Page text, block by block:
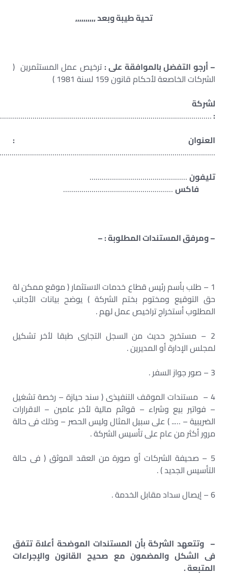
تحية طيبة وبعد ,,,,,,,,,,
– أرجو التفضل بالموافقة على :ترخيص عمل المستثمرين (
الشركات الخاصعة لأحكام قانون 159 لسنة 1981 )
لشركة
:
العنوان :
تليفون…………………………………………
فاكس………………………………………………
– ومرفق المستندات المطلوبة : –
1 – طلب بأسم رئيس قطاع خدمات الاستثمار ( موقع ممكن لة
حق التوقيع ومختوم بختم الشركة ) يوضح بيانات الأجانب
المطلوب أستخراج تراخيص عمل لهم .
2 – مستخرج حديث من السجل التجارى طبقا لأخر تشكيل
لمجلس الإدارة أو المديرين .
3 – صور جواز السفر .
4 – مستندات الموقف التنفيذى ( سند حيازة – رخصة تشغيل
– فواتير بيع وشراء – قوائم مالية لأخر عامين – الاقرارات
الضريبية – ….. ) على سبيل المثال وليس الحصر – وذلك فى حالة
مرور أكثر من عام على تأسيس الشركة .
5 – صحيفة الشركات أو صورة من العقد الموثق ( فى حالة
التأسيس الجديد ) .
6 – إيصال سداد مقابل الخدمة .
– وتتعهد الشركة بأن المستندات الموضحة أعلاة تتفق
فى الشكل والمضمون مع صحيح القانون والإجراءات
المتبعة .